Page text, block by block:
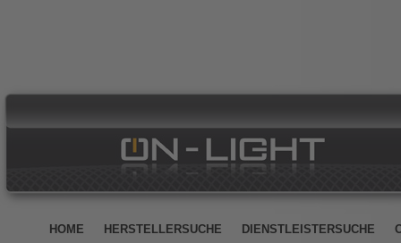
HOME HERSTELLERSUCHE DIENSTLEISTERSUCHE